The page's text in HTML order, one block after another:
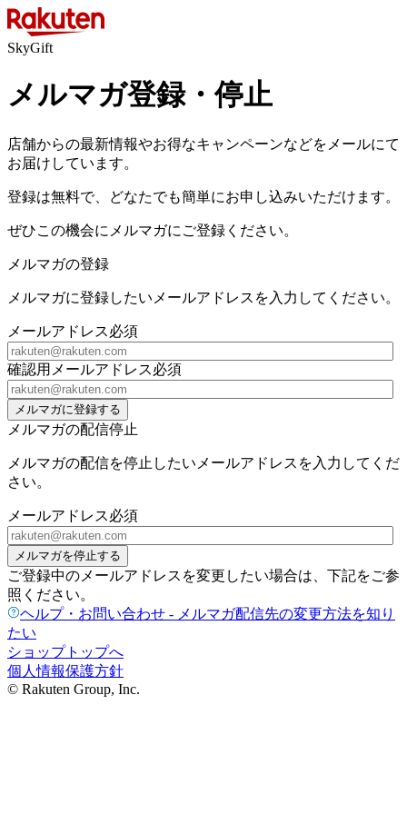
SkyGift
メルマガ登録・停止
店舗からの最新情報やお得なキャンペーンなどをメールにて
お届けしています。
登録は無料で、どなたでも簡単にお申し込みいただけます。
ぜひこの機会にメルマガにご登録ください。
メルマガの登録
メルマガに登録したいメールアドレスを入力してください。
メールアドレス必須
確認用メールアドレス必須
メルマガに登録する
メルマガの配信停止
メルマガの配信を停止したいメールアドレスを入力してくだ
さい。
メールアドレス必須
メルマガを停止する
ご登録中のメールアドレスを変更したい場合は、下記をご参
照ください。
ヘルプ・お問い合わせ - メルマガ配信先の変更方法を知り
たい
ショップトップへ
個人情報保護方針
© Rakuten Group, Inc.